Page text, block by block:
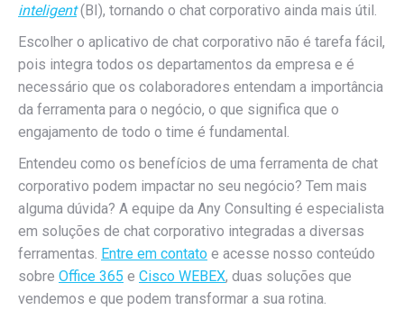
inteligent(BI), tornando o chat corporativo ainda mais útil.
Escolher o aplicativo de chat corporativo não é tarefa fácil,
pois integra todos os departamentos da empresa e é
necessário que os colaboradores entendam a importância
da ferramenta para o negócio, o que significa que o
engajamento de todo o time é fundamental.
Entendeu como os benefícios de uma ferramenta de chat
corporativo podem impactar no seu negócio? Tem mais
alguma dúvida? A equipe da Any Consulting é especialista
em soluções de chat corporativo integradas a diversas
ferramentas. Entre em contato e acesse nosso conteúdo
sobre Office 365 e Cisco WEBEX, duas soluções que
vendemos e que podem transformar a sua rotina.